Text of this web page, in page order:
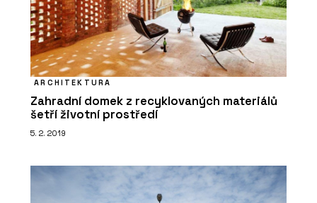
ARCHITEKTURA
Zahradní domek z recyklovaných materiálů
šetří životní prostředí
5. 2. 2019